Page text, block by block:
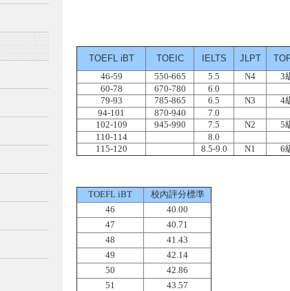
TOEFL iBT TOEIC IELTS JLPT
46-59 550-665 5.5 N4 3
60-78
670-780 6.0
79-93
785-865 6.5 N3 4
94-101
870-940 7.0
102-109
945-990 7.5 N2 5
110-114
8.0
115-120
8.5-9.0 N1 6
TOEFL iBT
校內評分標準
46
40.00
47
40.71
48
41.43
49
42.14
50
42.86
51
43.57